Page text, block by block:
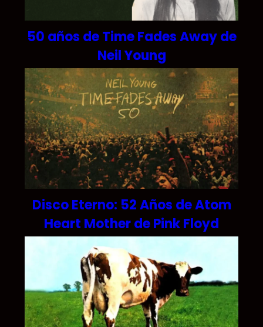
50 años de Time Fades Away de
Neil Young
Disco Eterno: 52 Años de Atom
Heart Mother de Pink Floyd